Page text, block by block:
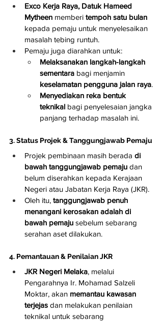
Exco Kerja Raya, Datuk Hameed
Mytheen memberi tempoh satu bulan
kepada pemaju untuk menyelesaikan
masalah tebing runtuh.
Pemaju juga diarahkan untuk:
Melaksanakan langkah-langkah
sementara bagi menjamin
keselamatan pengguna jalan raya.
Menyediakan reka bentuk
teknikal bagi penyelesaian jangka
panjang terhadap masalah ini.
3. Status Projek & Tanggungjawab Pemaju
Projek pembinaan masih berada di
bawah tanggungjawab pemaju dan
belum diserahkan kepada Kerajaan
Negeri atau Jabatan Kerja Raya (JKR).
Oleh itu, tanggungjawab penuh
menangani kerosakan adalah di
bawah pemaju sebelum sebarang
serahan aset dilakukan.
4. Pemantauan & Penilaian JKR
JKR Negeri Melaka, melalui
Pengarahnya Ir. Mohamad Salzeli
Moktar, akan memantau kawasan
terjejas dan melakukan penilaian
teknikal untuk sebarang